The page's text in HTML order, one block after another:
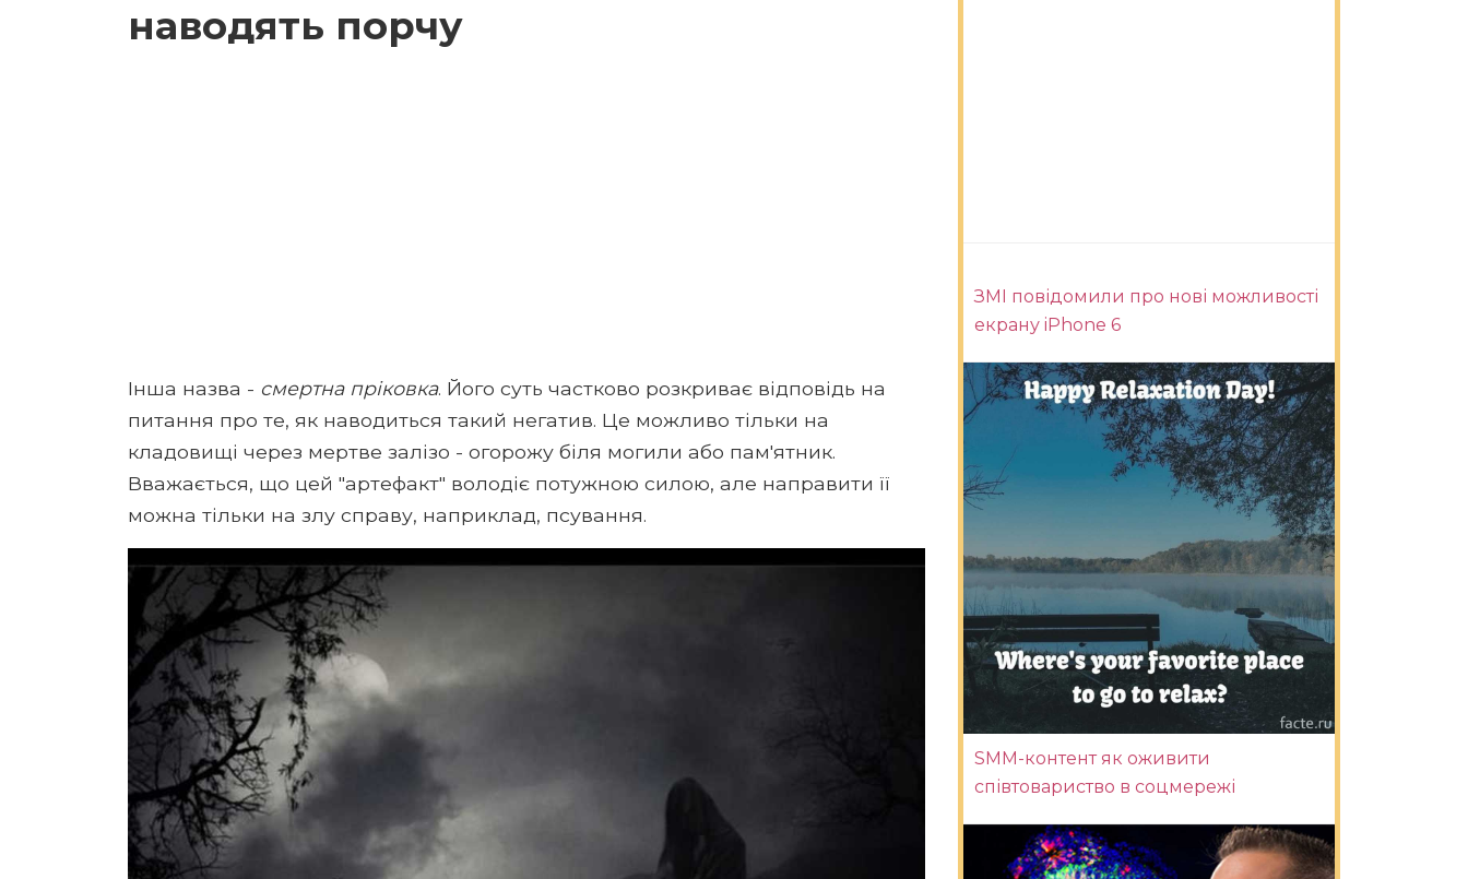
наводять порчу
Інша назва - смертна пріковка. Його суть частково розкриває відповідь на
питання про те, як наводиться такий негатив. Це можливо тільки на
кладовищі через мертве залізо - огорожу біля могили або пам'ятник.
Вважається, що цей "артефакт" володіє потужною силою, але направити її
можна тільки на злу справу, наприклад, псування.
ЗМІ повідомили про нові можливості
екрану iPhone 6
SMM-контент як оживити
співтовариство в соцмережі